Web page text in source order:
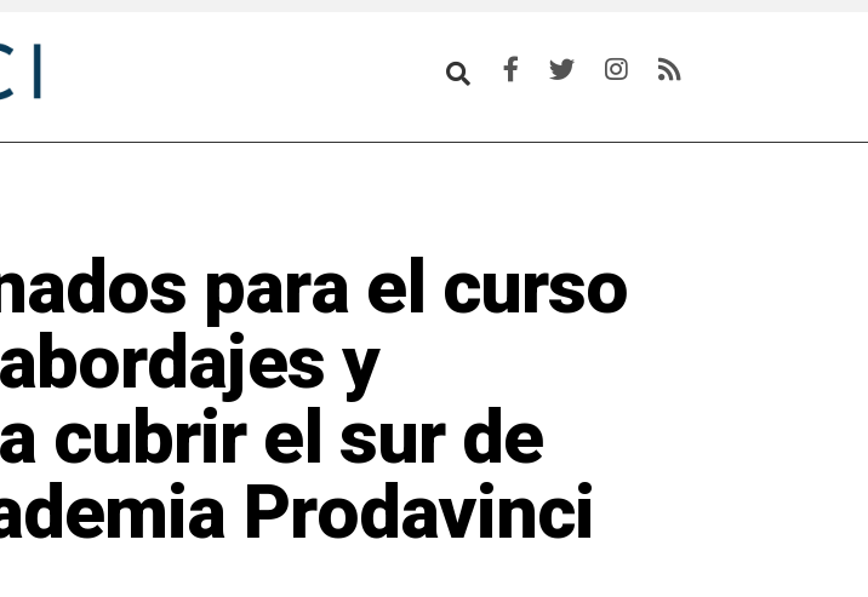
para el curso
y
cubrir el sur de
Prodavinci